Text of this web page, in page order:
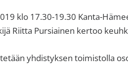
klo 17.30-19.30 Kanta-
Riitta Pursiainen kertoo
yhdistyksen toimistolla